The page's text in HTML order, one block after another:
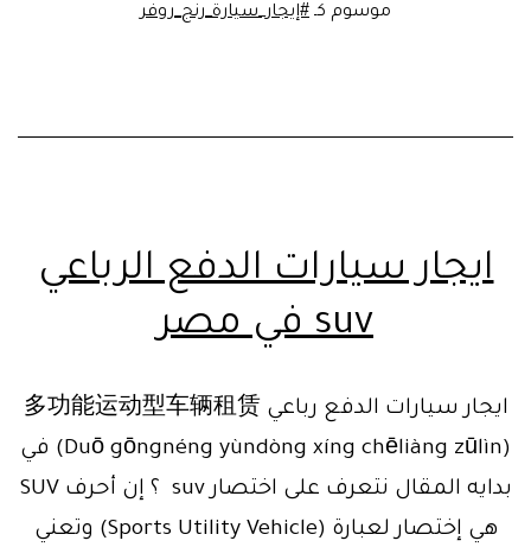
موسوم كـ #إيجار_سيارة_رنج_روفر
ايجار سيارات الدفع الرباعي
suv في مصر
ايجار سيارات الدفع رباعي 多功能运动型车辆租赁
(Duō gōngnéng yùndòng xíng chēliàng zūlìn) في
بدايه المقال نتعرف على اختصار suv ؟ إن أحرف SUV
هي إختصار لعبارة (Sports Utility Vehicle) وتعني